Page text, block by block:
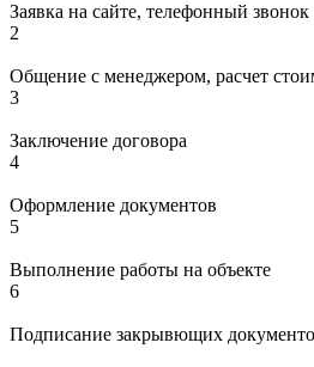
Заявка на сайте, телефонный звонок
2
Общение с менеджером, расчет
3
Заключение договора
4
Оформление документов
5
Выполнение работы на объекте
6
Подписание закрывющих